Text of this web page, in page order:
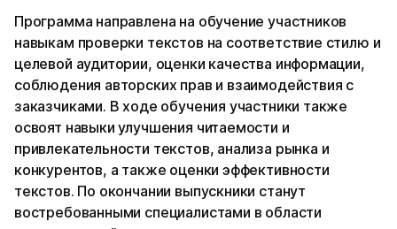
Программа направлена на обучение участников
навыкам проверки текстов на соответствие стилю и
целевой аудитории, оценки качества информации,
соблюдения авторских прав и взаимодействия с
заказчиками. В ходе обучения участники также
освоят навыки улучшения читаемости и
привлекательности текстов, анализа рынка и
конкурентов, а также оценки эффективности
текстов. По окончании выпускники станут
востребованными специалистами в области